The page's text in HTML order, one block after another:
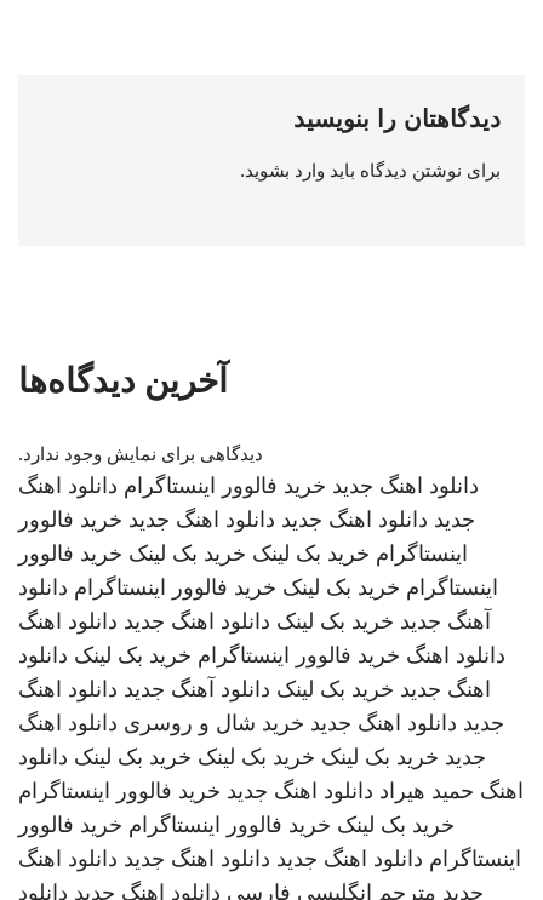
دیدگاهتان را بنویسید
برای نوشتن دیدگاه باید وارد بشوید.
آخرین دیدگاه‌ها
دیدگاهی برای نمایش وجود ندارد.
دانلود اهنگ جدید خرید فالوور اینستاگرام دانلود اهنگ
جدید دانلود اهنگ جدید دانلود اهنگ جدید خرید فالوور
اینستاگرام خرید بک لینک خرید بک لینک خرید فالوور
اینستاگرام خرید بک لینک خرید فالوور اینستاگرام دانلود
آهنگ جدید خرید بک لینک دانلود اهنگ جدید دانلود اهنگ
دانلود اهنگ خرید فالوور اینستاگرام خرید بک لینک دانلود
اهنگ جدید خرید بک لینک دانلود آهنگ جدید دانلود اهنگ
جدید دانلود اهنگ جدید خرید شال و روسری دانلود اهنگ
جدید خرید بک لینک خرید بک لینک خرید بک لینک دانلود
اهنگ حمید هیراد دانلود اهنگ جدید خرید فالوور اینستاگرام
خرید بک لینک خرید فالوور اینستاگرام خرید فالوور
اینستاگرام دانلود اهنگ جدید دانلود اهنگ جدید دانلود اهنگ
جدید مترجم انگلیسی فارسی دانلود اهنگ جدید دانلود